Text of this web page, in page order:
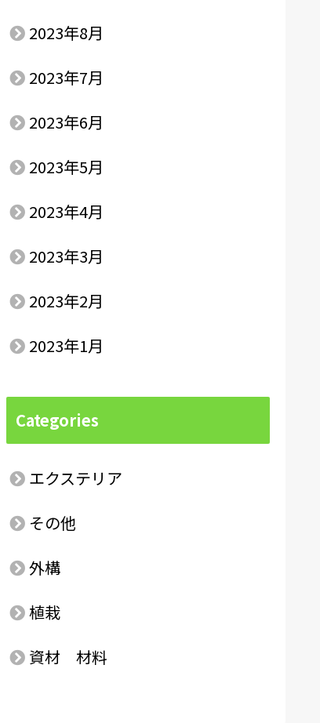
2023年8月
2023年7月
2023年6月
2023年5月
2023年4月
2023年3月
2023年2月
2023年1月
Categories
エクステリア
その他
外構
植栽
資材 材料